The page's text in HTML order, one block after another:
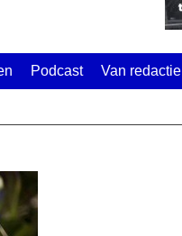
Podcast Van redactie